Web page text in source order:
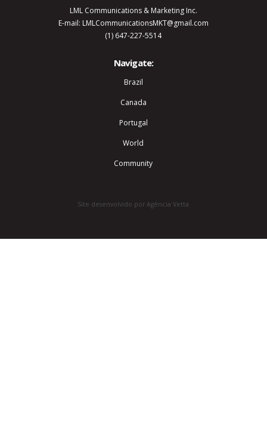
LML Communications & Marketing Inc.
E-mail: LMLCommunicationsMKT@gmail.com
(1) 647-227-5514
Navigate:
Brazil
Canada
Portugal
World
Community
Site desenvolvido por Agência Vetta